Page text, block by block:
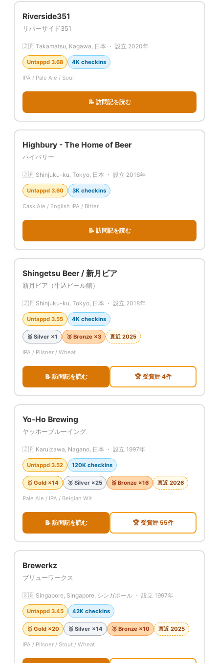
Riverside351
リバーサイド351
🇯🇵 Takamatsu, Kagawa, 日本 ・ 設立 2020年
Untappd 3.68 4K checkins
IPA / Pale Ale / Sour
📝 訪問記を読む
Highbury - The Home of Beer
ハイバリー
🇯🇵 Shinjuku-ku, Tokyo, 日本 ・ 設立 2016年
Untappd 3.60 3K checkins
Cask Ale / English IPA / Bitter
📝 訪問記を読む
Shingetsu Beer / 新月ビア
新月ビア（牛込ビール館）
🇯🇵 Shinjuku-ku, Tokyo, 日本 ・ 設立 2018年
Untappd 3.55 4K checkins
🥈 Silver ×1 🥉 Bronze ×3 直近 2025
IPA / Pilsner / Wheat
📝 訪問記を読む 🏆 受賞歴 4件
Yo-Ho Brewing
ヤッホーブルーイング
🇯🇵 Karuizawa, Nagano, 日本 ・ 設立 1997年
Untappd 3.52 120K checkins
🥇 Gold ×14 🥈 Silver ×25 🥉 Bronze ×16 直近 2026
Pale Ale / IPA / Belgian Wit
📝 訪問記を読む 🏆 受賞歴 55件
Brewerkz
ブリューワークス
🇸🇬 Singapore, Singapore, シンガポール ・ 設立 1997年
Untappd 3.45 42K checkins
🥇 Gold ×20 🥈 Silver ×14 🥉 Bronze ×10 直近 2025
IPA / Pilsner / Stout / Wheat